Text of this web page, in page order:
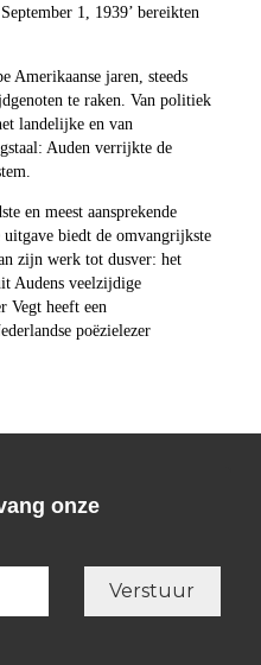
1, 1939’ bereikten
Amerikaanse jaren, steeds
te raken. Van politiek
landelijke en van
Auden verrijkte de
en meest aansprekende
biedt de omvangrijkste
zijn werk tot dusver: het
Audens veelzijdige
Vegt heeft een
poëzielezer
onze